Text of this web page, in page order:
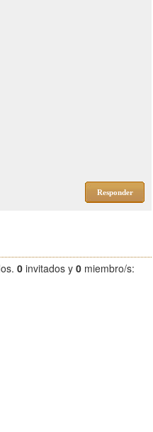
Responder
0 invitados y 0 miembro/s: